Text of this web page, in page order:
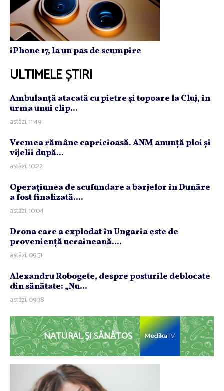
iPhone 17, la un pas de scumpire
ULTIMELE ȘTIRI
Ambulanţă atacată cu pietre şi topoare la Cluj, în
urma unui clip...
astăzi, 11:49
Vremea rămâne capricioasă. ANM anunţă ploi şi
vijelii după...
astăzi, 10:22
Operaţiunea de scufundare a barjelor în Dunăre
a fost finalizată....
astăzi, 10:04
Drona care a explodat în Ungaria este de
provenienţă ucraineană....
astăzi, 09:51
Alexandru Robogete, despre posturile deblocate
din sănătate: „Nu...
astăzi, 09:38
NATURAL ȘI SĂNĂTOS